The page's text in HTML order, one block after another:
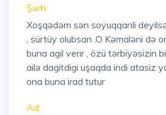
Şərh:
Xoşqədəm sən soyuqqanli
, sürtüy olubsan .O Kəmaləni də
buna agil verir , özü tərbiyəsizin
ailə dagitdigi uşaqda indi atasiz
ona buna irad tutur
Ad: